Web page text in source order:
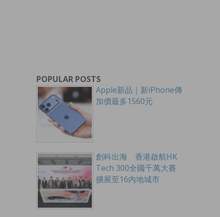
POPULAR POSTS
Apple新品｜新iPhone傳
加價最多1560元
創科出海 香港啟航HK
Tech 300全國千萬大賽
擴展至16內地城市